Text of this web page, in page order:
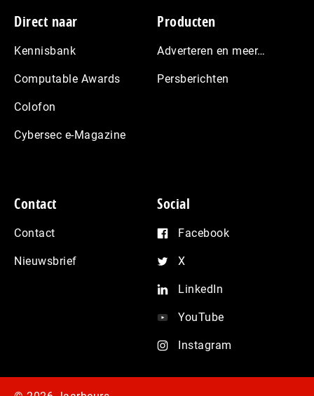
Footer
Direct naar
Kennisbank
Computable Awards
Colofon
Cybersec e-Magazine
Producten
Adverteren en meer…
Persberichten
Contact
Contact
Nieuwsbrief
Social
Facebook
X
LinkedIn
YouTube
Instagram